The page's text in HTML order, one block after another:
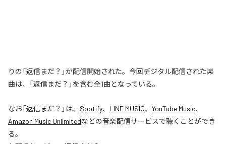
りの「返信まだ？」が配信開始された。今回デジタル配信された楽
曲は、「返信まだ？」を含む全1曲となっている。
なお「返信まだ？ 」は、 Spotify、 LINE MUSIC、 YouTube Music、
Amazon Music Unlimitedなどの音楽配信サービスで聴くことができ
る。